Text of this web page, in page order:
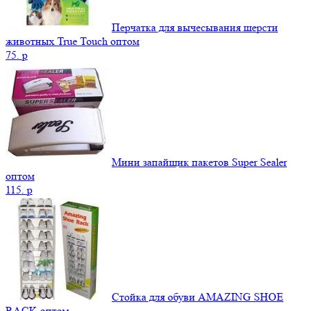
Перчатка для вычесывания шерсти
животных True Touch оптом
75. p
Мини запайщик пакетов Super Sealer
оптом
115. p
Стойка для обуви AMAZING SHOE